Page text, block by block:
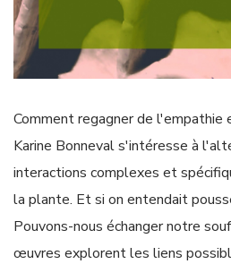
Comment regagner de l'empathie
Karine Bonneval s'intéresse à
interactions complexes et
la plante. Et si on entendait
Pouvons-nous échanger notre
œuvres explorent les liens